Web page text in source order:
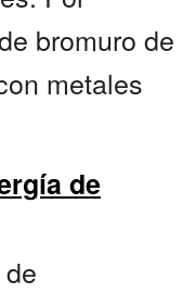
bromuro de
metales
de